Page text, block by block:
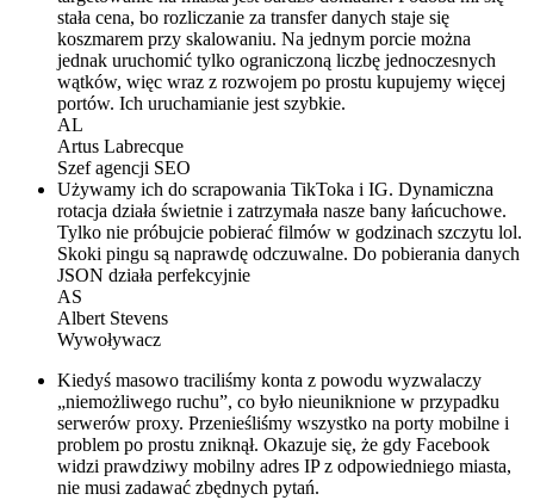
stała cena, bo rozliczanie za transfer danych staje się
koszmarem przy skalowaniu. Na jednym porcie można
jednak uruchomić tylko ograniczoną liczbę jednoczesnych
wątków, więc wraz z rozwojem po prostu kupujemy więcej
portów. Ich uruchamianie jest szybkie.
AL
Artus Labrecque
Szef agencji SEO
Używamy ich do scrapowania TikToka i IG. Dynamiczna
rotacja działa świetnie i zatrzymała nasze bany łańcuchowe.
Tylko nie próbujcie pobierać filmów w godzinach szczytu lol.
Skoki pingu są naprawdę odczuwalne. Do pobierania danych
JSON działa perfekcyjnie
AS
Albert Stevens
Wywoływacz
Kiedyś masowo traciliśmy konta z powodu wyzwalaczy
„niemożliwego ruchu”, co było nieuniknione w przypadku
serwerów proxy. Przenieśliśmy wszystko na porty mobilne i
problem po prostu zniknął. Okazuje się, że gdy Facebook
widzi prawdziwy mobilny adres IP z odpowiedniego miasta,
nie musi zadawać zbędnych pytań.